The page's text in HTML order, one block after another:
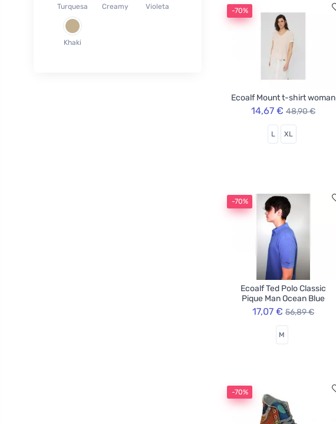
M 40
L
XL
Turquesa Creamy Violeta
Khaki
-70%
Ecoalf Mount t-shirt woman
14,67 € 48,90 €
L XL
-70%
Ecoalf Ted Polo Classic
Pique Man Ocean Blue
17,07 € 56,89 €
M
-70%